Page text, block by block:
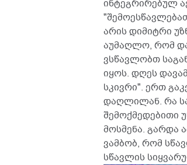
ინტეგრირებულ
არის დიმიტრი
აუმაღლო, რომ
ვსწავლობთ
იყოს. დღეს
სკივრი". ერთ
დაღლილან. რა
შემოქმედებითი
მოსმენა. გარდა
ვამბობ, რომ
სწავლის